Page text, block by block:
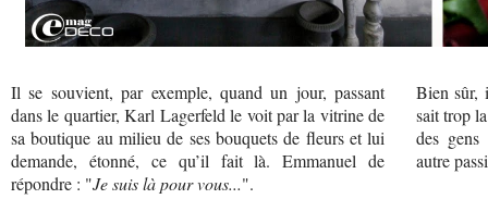
Il se souvient, par exemple, quand un jour, passant
dans le quartier, Karl Lagerfeld le voit par la vitrine de
sa boutique au milieu de ses bouquets de fleurs et lui
demande, étonné, ce qu’il fait là. Emmanuel de
répondre : "Je suis là pour vous...".
Bien sûr,
sait trop
des gens
autre